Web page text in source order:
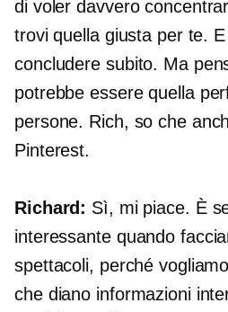
di voler davvero
trovi quella giusta per te.
concludere subito. Ma
potrebbe essere quella
persone. Rich, so che
Pinterest.
Richard: Sì, mi piace. È
interessante quando
spettacoli, perché
che diano informazioni